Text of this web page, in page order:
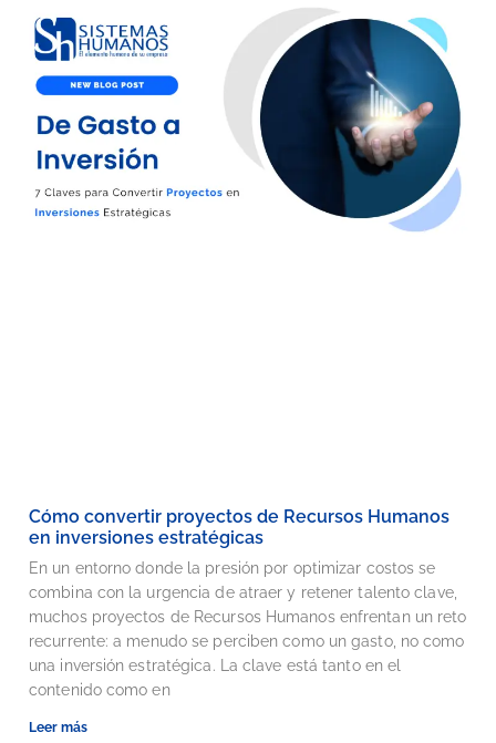
Cómo convertir proyectos de Recursos Humanos
en inversiones estratégicas
En un entorno donde la presión por optimizar costos se
combina con la urgencia de atraer y retener talento clave,
muchos proyectos de Recursos Humanos enfrentan un reto
recurrente: a menudo se perciben como un gasto, no como
una inversión estratégica. La clave está tanto en el
contenido como en
Leer más